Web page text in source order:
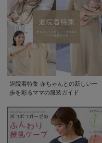
退院着特集 赤ちゃんとの新しい一
歩を彩るママの服装ガイド